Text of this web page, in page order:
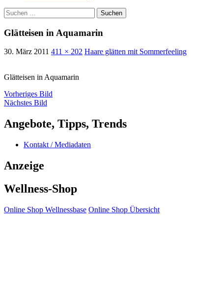
Suchen
nach:
Glätteisen in Aquamarin
30. März 2011 411 × 202 Haare glätten mit Sommerfeeling
Glätteisen in Aquamarin
Vorheriges Bild
Nächstes Bild
Angebote, Tipps, Trends
Kontakt / Mediadaten
Anzeige
Wellness-Shop
Online Shop Wellnessbase Online Shop Übersicht